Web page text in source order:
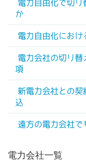
電力自由化で切り
か
電力自由化におけ
電力会社の切り
項
新電力会社との契
込
遠方の電力会社で
電力会社一覧